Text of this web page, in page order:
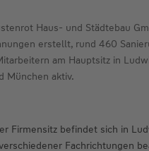
Haus- und Städtebau
erstellt, rund 460
am Hauptsitz in
München aktiv.
Firmensitz befindet sich in
Fachrichtungen